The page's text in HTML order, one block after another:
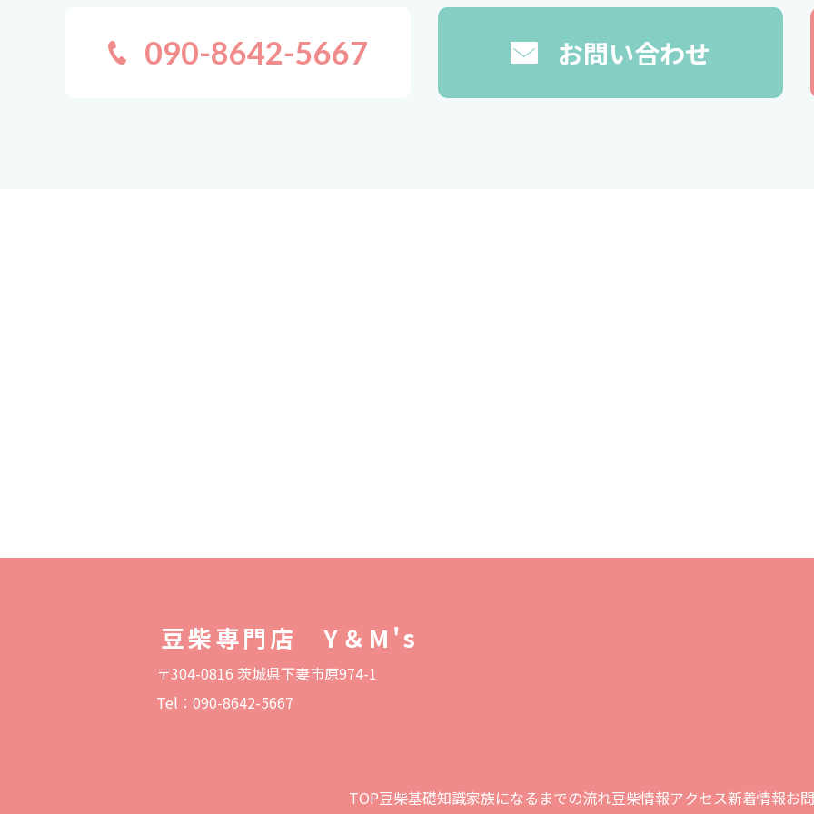
090-8642-5667 お問い合わせ
豆柴専門店 Y＆M's
〒304-0816 茨城県下妻市原974-1
Tel：090-8642-5667
TOP豆柴基礎知識家族になるまでの流れ豆柴情報アクセス新着情報お